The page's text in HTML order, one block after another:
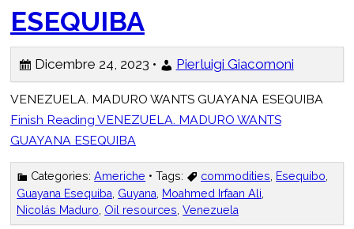
ESEQUIBA
Dicembre 24, 2023 • Pierluigi Giacomoni
VENEZUELA. MADURO WANTS GUAYANA ESEQUIBA
Finish Reading VENEZUELA. MADURO WANTS
GUAYANA ESEQUIBA
Categories:Americhe • Tags: commodities, Esequibo,
Guayana Esequiba Guyana Moahmed Irfaan Ali
Nicolás Maduro Oil resources ,Venezuela